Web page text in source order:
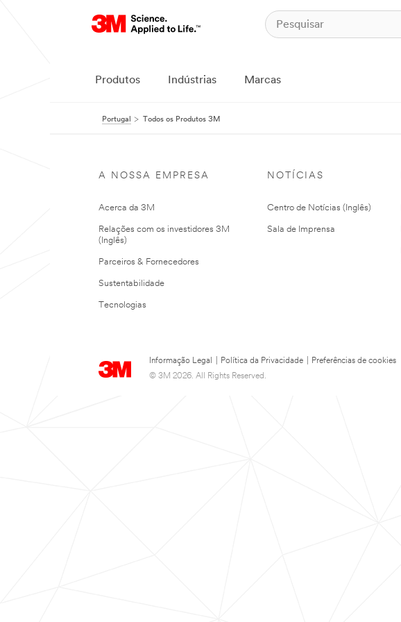
Produtos Indústrias Marcas
Portugal Todos os Produtos 3M
A NOSSA EMPRESA
Acerca da 3M
Relações com os investidores 3M
(Inglês)
Parceiros & Fornecedores
Sustentabilidade
Tecnologias
NOTÍCIAS
Centro de Notícias (Inglês)
Sala de Imprensa
Informação Legal Política da Privacidade
Preferências de cookies
© 3M 2026. All Rights Reserved.